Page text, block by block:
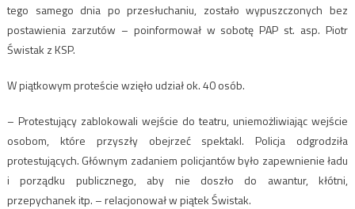
tego samego dnia po przesłuchaniu, zostało wypuszczonych bez
postawienia zarzutów – poinformował w sobotę PAP st. asp. Piotr
Świstak z KSP.
W piątkowym proteście wzięło udział ok. 40 osób.
– Protestujący zablokowali wejście do teatru, uniemożliwiając wejście
osobom, które przyszły obejrzeć spektakl. Policja odgrodziła
protestujących. Głównym zadaniem policjantów było zapewnienie ładu
i porządku publicznego, aby nie doszło do awantur, kłótni,
przepychanek itp. – relacjonował w piątek Świstak.